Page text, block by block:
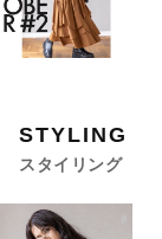
STYLING
スタイリング